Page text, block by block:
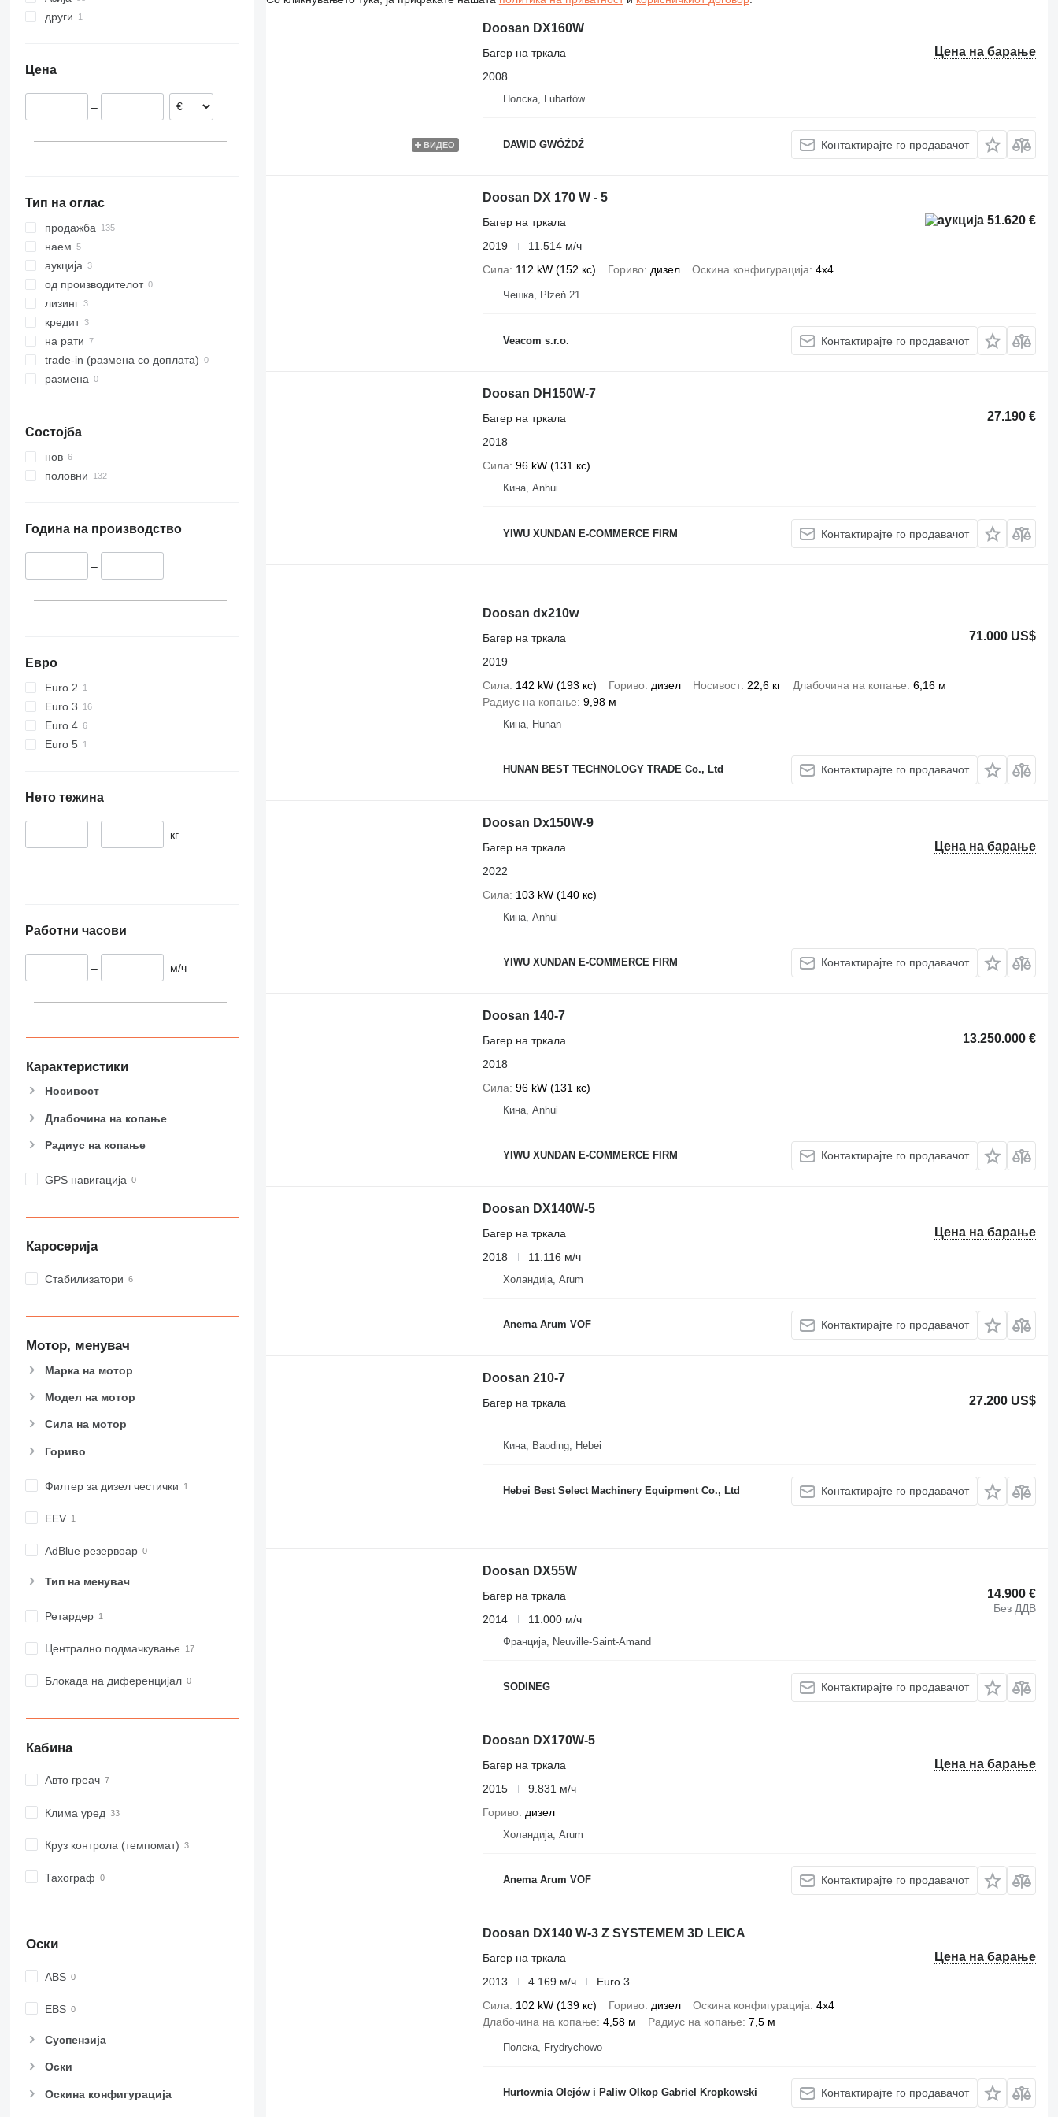
Чешка
Италија
други
Цена
–
Тип на оглас
продажба
наем
аукција
од производителот
лизинг
кредит
на рати
trade-in (размена со доплата)
размена
Состојба
нов
половни
Година на производство
–
Евро
Euro 2
Euro 3
Euro 4
Euro 5
Нето тежина
– кг
Работни часови
– м/ч
Карактеристики
Носивост
Длабочина на копање
Радиус на копање
GPS навигација
Каросерија
Стабилизатори
Мотор, менувач
Марка на мотор
Модел на мотор
Сила на мотор
Гориво
Филтер за дизел честички
EEV
AdBlue резервоар
Тип на менувач
Ретардер
Централно подмачкување
Блокада на диференцијал
Кабина
Авто греач
Клима уред
Круз контрола (темпомат)
Тахограф
Оски
ABS
EBS
Суспензија
Оски
Оскина конфигурација
ВИДЕО
Doosan DX160W
Цена на барање
Багер на тркала
2008
Полска, Lubartów
DAWID GWÓŹDŹ Контактирајте го продавачот
Doosan DX 170 W - 5
51.620 €
Багер на тркала
2019
11.514 м/ч
Сила
112 kW (152 кс) Гориво дизел Оскина конфигурација 4x4
Чешка, Plzeň 21
Veacom s.r.o. Контактирајте го продавачот
Doosan DH150W-7
27.190 €
Багер на тркала
2018
Сила 96 kW (131 кс)
Кина, Anhui
YIWU XUNDAN E-COMMERCE FIRM Контактирајте го продавачот
Doosan dx210w
71.000 US$
Багер на тркала
2019
Сила
142 kW (193 кс) Гориво дизел Носивост 22,6 кг Длабочина на копање 6,16 м
Радиус на копање 9,98 м
Кина, Hunan
HUNAN BEST TECHNOLOGY TRADE Co., Ltd Контактирајте го продавачот
Doosan Dx150W-9
Цена на барање
Багер на тркала
2022
Сила
103 kW (140 кс)
Кина, Anhui
YIWU XUNDAN E-COMMERCE FIRM Контактирајте го продавачот
Doosan 140-7
13.250.000 €
Багер на тркала
2018
Сила 96 kW (131 кс)
Кина, Anhui
YIWU XUNDAN E-COMMERCE FIRM Контактирајте го продавачот
Doosan DX140W-5
Цена на барање
Багер на тркала
2018
11.116 м/ч
Холандија, Arum
Anema Arum VOF Контактирајте го продавачот
Doosan 210-7
27.200 US$
Багер на тркала
Кина, Baoding, Hebei
Hebei Best Select Machinery Equipment Co., Ltd Контактирајте го продавачот
Doosan DX55W
14.900 €
Без ДДВ
Багер на тркала
2014
11.000 м/ч
Франција, Neuville-Saint-Amand
SODINEG Контактирајте го продавачот
Doosan DX170W-5
Цена на барање
Багер на тркала
2015
9.831 м/ч
Гориво
дизел
Холандија, Arum
Anema Arum VOF Контактирајте го продавачот
Doosan DX140 W-3 Z SYSTEMEM 3D LEICA
Цена на барање
Багер на тркала
2013
4.169 м/ч
Euro 3
Сила
102 kW (139 кс) Гориво дизел Оскина конфигурација 4x4
Длабочина на копање 4,58 м Радиус на копање 7,5 м
Полска, Frydrychowo
Hurtownia Olejów i Paliw Olkop Gabriel Kropkowski Контактирајте го продавачот